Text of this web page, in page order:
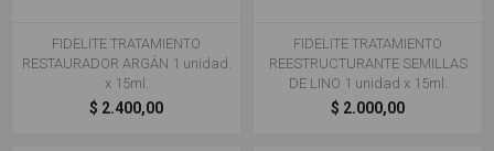
FIDELITE TRATAMIENTO
RESTAURADOR ARGÁN 1 unidad.
x 15ml.
$ 2.400,00
FIDELITE TRATAMIENTO
REESTRUCTURANTE SEMILLAS
DE LINO 1 unidad x 15ml.
$ 2.000,00